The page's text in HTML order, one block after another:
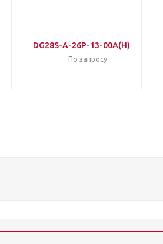
DG28S-A-26P-13-00A(H)
По запросу